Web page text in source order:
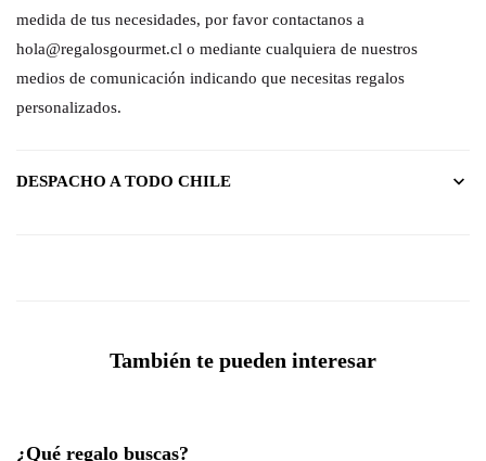
medida de tus necesidades, por favor contactanos a
hola@regalosgourmet.cl o mediante cualquiera de nuestros
medios de comunicación indicando que necesitas regalos
personalizados.
DESPACHO A TODO CHILE
También te pueden interesar
¿Qué regalo buscas?